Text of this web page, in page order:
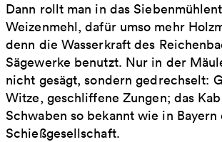
Dann rollt man in das
Weizenmehl, dafür umso mehr
denn die Wasserkraft des
Sägewerke benutzt. Nur in der
nicht gesägt, sondern gedrechselt:
Witze, geschliffene Zungen; das
Schwaben so bekannt wie in
Schießgesellschaft.